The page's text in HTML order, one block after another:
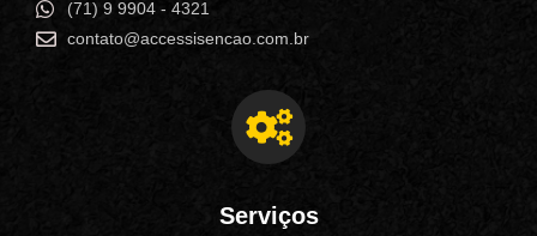
(71) 9 9904 - 4321
contato@accessisencao.com.br
Serviços